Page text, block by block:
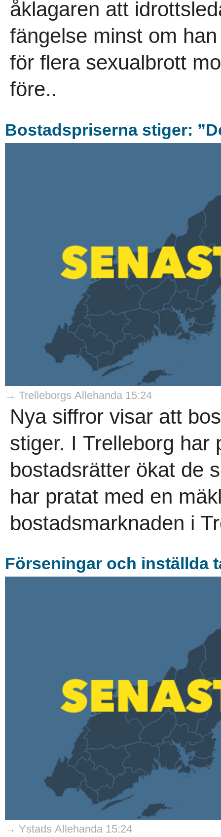
åklagaren att
fängelse minst om
för flera sexualbrott
före..
Bostadspriserna stiger:
→ Trelleborgs Allehanda 15:24
Nya siffror visar att
stiger. I Trelleborg har
bostadsrätter ökat de
har pratat med en
bostadsmarknaden i
Förseningar och inställda
→ Ystads Allehanda 15:24